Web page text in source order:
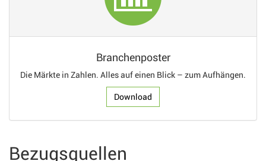
Branchenposter
Die Märkte in Zahlen. Alles auf einen Blick – zum Aufhängen.
Download
Bezugsquellen